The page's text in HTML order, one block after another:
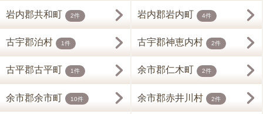
岩内郡共和町 2件 岩内郡岩内町 4件
古宇郡泊村 1件 古宇郡神恵内村 2件
古平郡古平町 1件 余市郡仁木町 2件
余市郡余市町 10件 余市郡赤井川村 2件